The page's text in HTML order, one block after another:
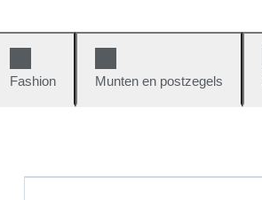
Fashion Munten en postzegels